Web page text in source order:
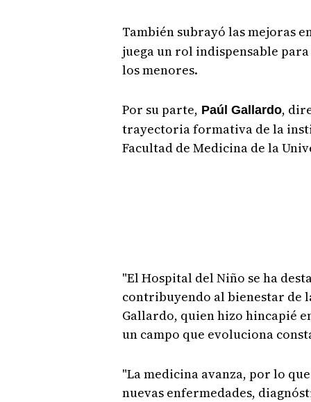
También subrayó las mejoras
juega un rol indispensable
los menores.
Por su parte, Paúl Gallardo,
trayectoria formativa de la
Facultad de Medicina de la
"El Hospital del Niño se ha
contribuyendo al bienestar de
Gallardo, quien hizo hincapié
un campo que evoluciona
"La medicina avanza, por lo
nuevas enfermedades,